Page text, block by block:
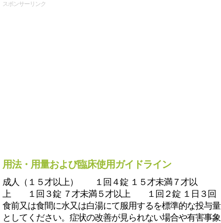
スポンサーリンク
用法・用量および臨床使用ガイドライン
成人（１５才以上） １回４錠 １５才未満７才以
上 １回３錠 ７才未満５才以上 １回２錠 １日３回
食前又は食間に水又は白湯にて服用するを標準的な投与量
としてください。症状の改善が見られない場合や有害事象